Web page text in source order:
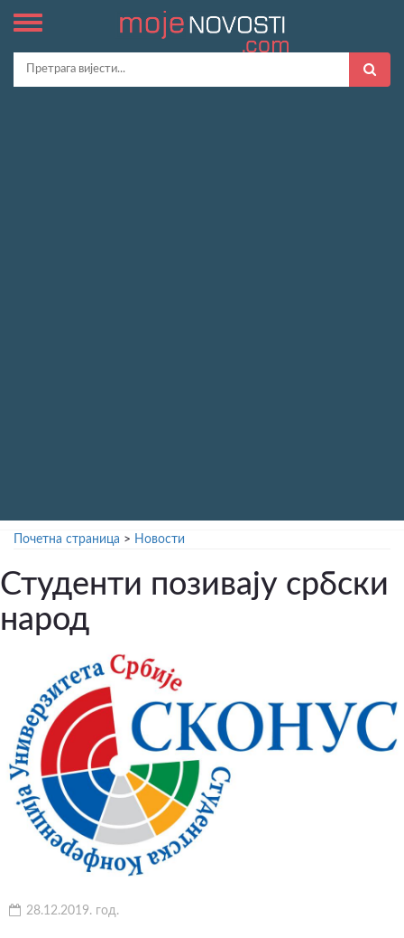
Почетна страница > Новости
Студенти позивају србски
народ
28.12.2019. год.